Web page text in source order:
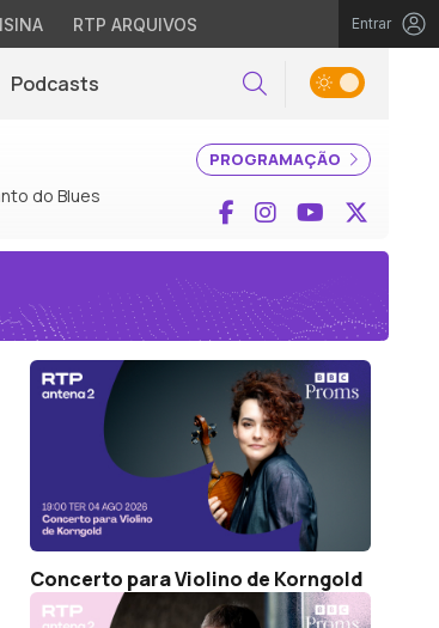
RTP ARQUIVOS Entrar
Podcasts Pesquisar
PROGRAMAÇÃO
do Blues Facebook
InstagramYouTube
Concerto para Violino de Korngold